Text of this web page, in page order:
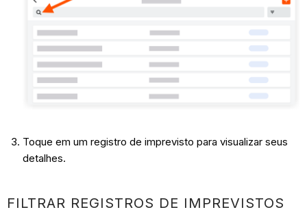
Toque em um registro de imprevisto para visualizar seus
detalhes.
FILTRAR REGISTROS DE IMPREVISTOS